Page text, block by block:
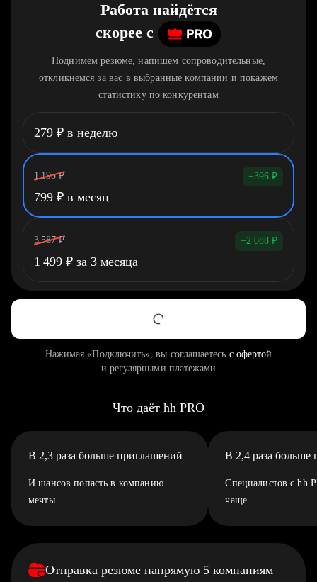
Работа найдётся
скорее c
Поднимем резюме, напишем сопроводительные,
откликнемся за вас в выбранные компании и покажем
статистику по конкурентам
279 ₽ в неделю
1 195 ₽ −396 ₽
799 ₽ в месяц
3 587 ₽ −2 088 ₽
1 499 ₽ за 3 месяца
Нажимая «Подключить», вы соглашаетесь с офертой
и регулярными платежами
Что даёт hh PRO
В 2,3 раза больше приглашений
И шансов попасть в компанию
мечты
В 2,4 раза больше
Специалистов с hh
чаще
Отправка резюме напрямую 5 компаниям